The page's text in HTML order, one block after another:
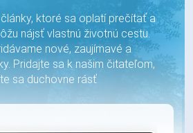
ktoré sa oplatí prečítať a
nájsť vlastnú životnú cestu.
nové, zaujímavé a
Pridajte sa k našim čitateľom,
sa duchovne rásť